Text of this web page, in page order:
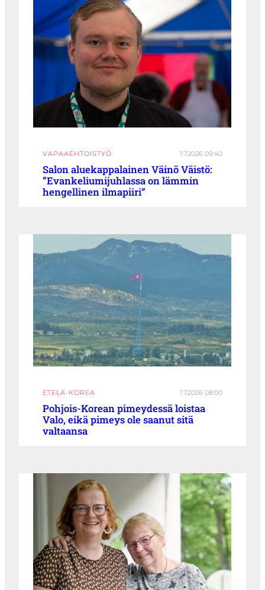
VAPAAEHTOISTYÖ 1.7.2026 09:40
Salon aluekappalainen Väinö Väistö:
”Evankeliumijuhlassa on lämmin
hengellinen ilmapiiri”
ETELÄ-KOREA 1.7.2026 08:00
Pohjois-Korean pimeydessä loistaa
Valo, eikä pimeys ole saanut sitä
valtaansa